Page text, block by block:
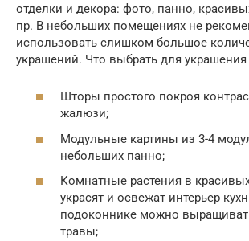
отделки и декора: фото, панно,
пр. В небольших помещениях не
использовать слишком большое
украшений. Что выбрать для украшения
Шторы простого покроя
жалюзи;
Модульные картины из 3-4
небольших панно;
Комнатные растения в
украсят и освежат интерьер
подоконнике можно
травы;